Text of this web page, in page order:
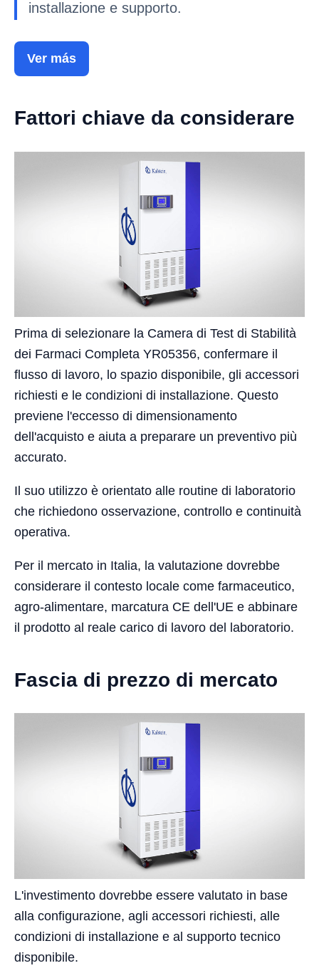
installazione e supporto.
Ver más
Fattori chiave da considerare
Prima di selezionare la Camera di Test di Stabilità
dei Farmaci Completa YR05356, confermare il
flusso di lavoro, lo spazio disponibile, gli accessori
richiesti e le condizioni di installazione. Questo
previene l'eccesso di dimensionamento
dell'acquisto e aiuta a preparare un preventivo più
accurato.
Il suo utilizzo è orientato alle routine di laboratorio
che richiedono osservazione, controllo e continuità
operativa.
Per il mercato in Italia, la valutazione dovrebbe
considerare il contesto locale come farmaceutico,
agro-alimentare, marcatura CE dell'UE e abbinare
il prodotto al reale carico di lavoro del laboratorio.
Fascia di prezzo di mercato
L'investimento dovrebbe essere valutato in base
alla configurazione, agli accessori richiesti, alle
condizioni di installazione e al supporto tecnico
disponibile.